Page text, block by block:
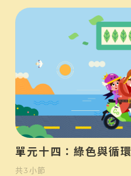
單元十四：綠色與循環
共3 小節